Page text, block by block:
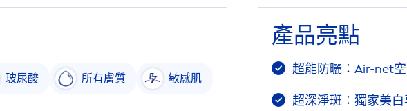
玻尿酸 所有膚質 敏感肌
產品亮點
超能防曬：Air-net
超深淨斑：獨家美